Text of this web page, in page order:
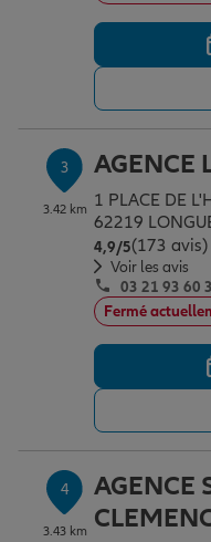
Garantie des
Assurance scolaire
Protection juridique
Tous nos devis
3
3.42 km
AGENCE
1 PLACE DE
62219
4,9/5Note de 4.9 sur 5
(173 avis)
Voir les avis
03 21 93 60
Fermé
4
3.43 km
AGENCE